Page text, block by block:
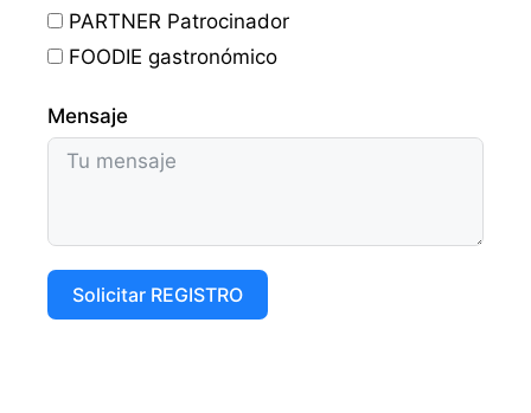
PARTNER Patrocinador
FOODIE gastronómico
Mensaje
Solicitar REGISTRO